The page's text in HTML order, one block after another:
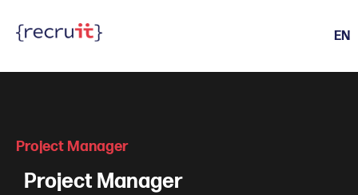
EN
Project Manager
Project Manager